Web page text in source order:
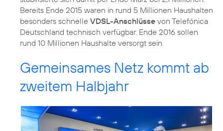
Bereits Ende 2015 waren in rund 5 Millionen Haushalten
besonders schnelle VDSL-Anschlüsse von Telefónica
Deutschland technisch verfügbar. Ende 2016 sollen
rund 10 Millionen Haushalte versorgt sein.
Gemeinsames Netz kommt ab
zweitem Halbjahr